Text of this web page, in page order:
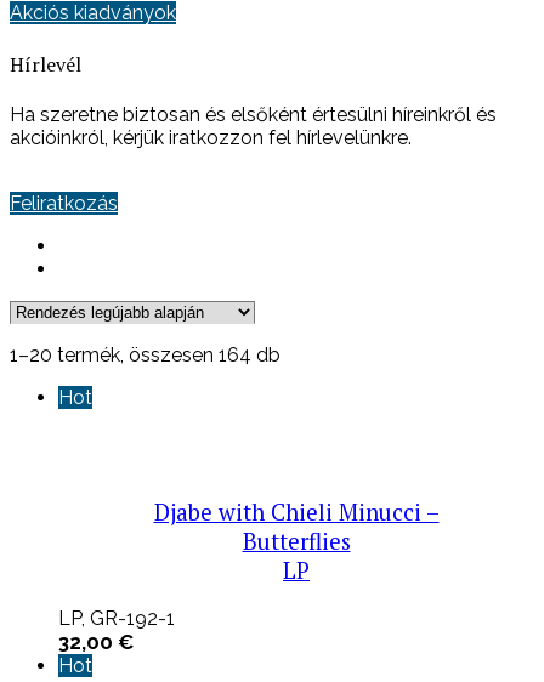
Akciós kiadványok
Hírlevél
Ha szeretne biztosan és elsőként értesülni híreinkről és
akcióinkról, kérjük iratkozzon fel hírlevelünkre.
Feliratkozás
1–20 termék, összesen 164 db
Hot
Djabe with Chieli Minucci –
Butterflies
LP
LP, GR-192-1
32,00 €
Hot